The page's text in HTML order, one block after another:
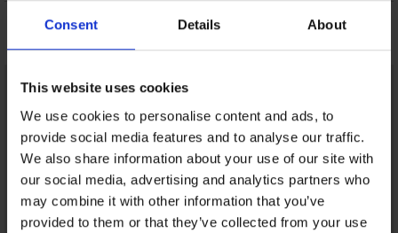
Consent Details About
This website uses cookies
We use cookies to personalise content and ads, to
provide social media features and to analyse our traffic.
We also share information about your use of our site with
our social media, advertising and analytics partners who
may combine it with other information that you’ve
provided to them or that they’ve collected from your use
Možda će vam se svidjeti